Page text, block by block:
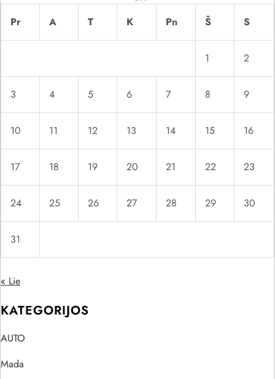
a
š
ų
Pr
A T K Pn Š S
1 2
3 4 5 6 7 8 9
10 11 12 13 14 15 16
17 18 19 20 21 22 23
24 25 26 27 28 29 30
31
« Lie
KATEGORIJOS
AUTO
Mada